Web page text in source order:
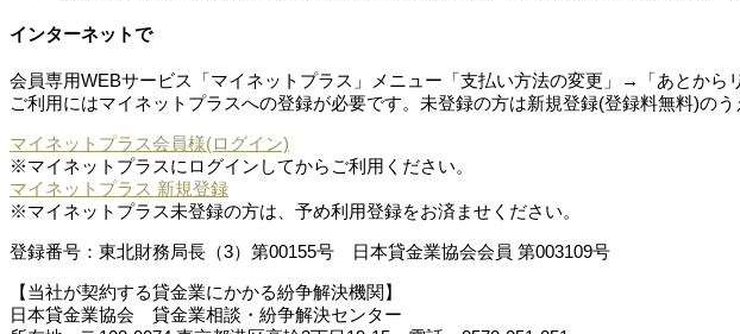
インターネットで
会員専用WEBサービス「マイネットプラス」メニュー「支払い方法の変更」→「あとから
ご利用にはマイネットプラスへの登録が必要です。未登録の方は新規登録(登録料無料)のう
マイネットプラス会員様(ログイン)
※マイネットプラスにログインしてからご利用ください。
マイネットプラス 新規登録
※マイネットプラス未登録の方は、予め利用登録をお済ませください。
登録番号： 東北財務局長（3）第00155号
日本貸金業協会会員 第003109号
【当社が契約する貸金業にかかる紛争解決機関】
日本貸金業協会 貸金業相談・紛争解決センター